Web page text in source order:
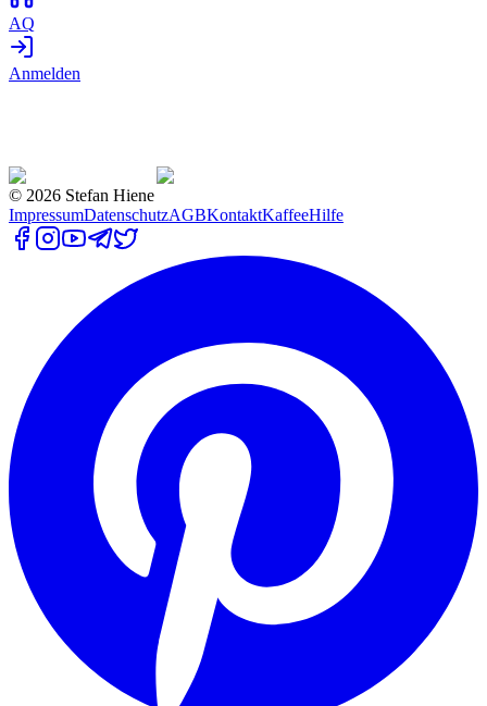
AQ
Anmelden
© 2026 Stefan Hiene
ImpressumDatenschutzAGBKontaktKaffeeHilfe